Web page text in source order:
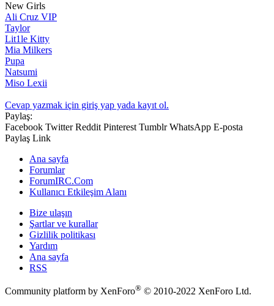
New Girls
Ali Cruz VIP
Taylor
Lit1le Kitty
Mia Milkers
Pupa
Natsumi
Miso Lexii
Cevap yazmak için giriş yap yada kayıt ol.
Paylaş:
Facebook Twitter Reddit Pinterest Tumblr WhatsApp E-posta
Paylaş Link
Ana sayfa
Forumlar
ForumIRC.Com
Kullanıcı Etkileşim Alanı
Bize ulaşın
Şartlar ve kurallar
Gizlilik politikası
Yardım
Ana sayfa
RSS
Community platform by XenForo® © 2010-2022 XenForo Ltd.